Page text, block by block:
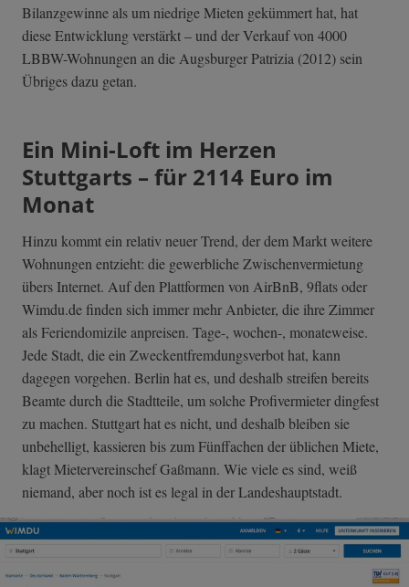
Bilanzgewinne als um niedrige Mieten gekümmert hat, hat
diese Entwicklung verstärkt – und der Verkauf von 4000
LBBW-Wohnungen an die Augsburger Patrizia (2012) sein
Übriges dazu getan.
Ein Mini-Loft im Herzen
Stuttgarts – für 2114 Euro im
Monat
Hinzu kommt ein relativ neuer Trend, der dem Markt weitere
Wohnungen entzieht: die gewerbliche Zwischenvermietung
übers Internet. Auf den Plattformen von AirBnB, 9flats oder
Wimdu.de finden sich immer mehr Anbieter, die ihre Zimmer
als Feriendomizile anpreisen. Tage-, wochen-, monateweise.
Jede Stadt, die ein Zweckentfremdungsverbot hat, kann
dagegen vorgehen. Berlin hat es, und deshalb streifen bereits
Beamte durch die Stadtteile, um solche Profivermieter dingfest
zu machen. Stuttgart hat es nicht, und deshalb bleiben sie
unbehelligt, kassieren bis zum Fünffachen der üblichen Miete,
klagt Mietervereinschef Gaßmann. Wie viele es sind, weiß
niemand, aber noch ist es legal in der Landeshauptstadt.